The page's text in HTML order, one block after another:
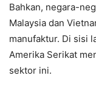
Bahkan, negara-
Malaysia dan
manufaktur. Di sisi
Amerika Serikat
sektor ini.